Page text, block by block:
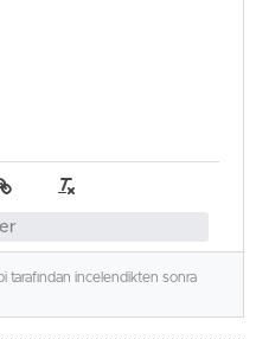
tarafından incelendikten sonra